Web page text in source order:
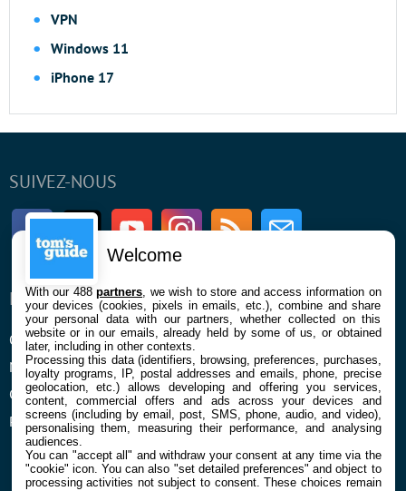
VPN
Windows 11
iPhone 17
SUIVEZ-NOUS
FacebookTwitter Youtube InstagramRSS Newsletter
ENTREPRISE
Qui sommes nous
Mentions légales et CGU
Confidentialité et Cookies
Préférences cookies
À PROPOS
La rédaction
Contact
Welcome
With our 488partners , we wish to store and access information on
your devices (cookies, pixels in emails, etc.), combine and share
your personal data with our partners, whether collected on this
website or in our emails, already held by some of us, or obtained
later, including in other contexts.
Processing this data (identifiers, browsing, preferences, purchases,
loyalty programs, IP, postal addresses and emails, phone, precise
geolocation, etc.) allows developing and offering you services,
content, commercial offers and ads across your devices and
screens (including by email, post, SMS, phone, audio, and video),
personalising them, measuring their performance, and analysing
audiences.
You can "accept all" and withdraw your consent at any time via the
"cookie" icon. You can also "set detailed preferences" and object to
processing activities not subject to consent. These choices remain